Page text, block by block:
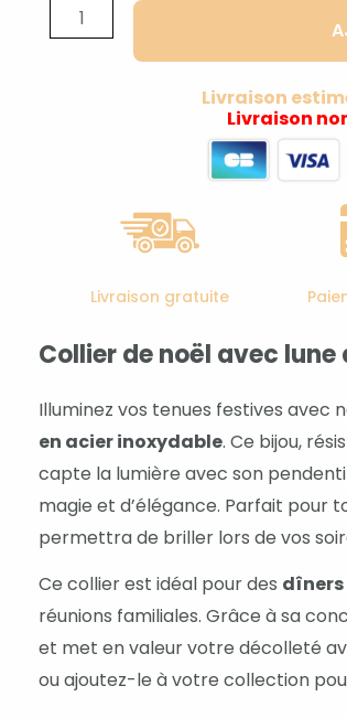
Livraison
Livraison
Livraison gratuite
Collier de noël avec
Illuminez vos tenues festives avec
en acier inoxydable. Ce bijou,
capte la lumière avec son
magie et d’élégance. Parfait pour
permettra de briller lors de vos
Ce collier est idéal pour des dîners
réunions familiales. Grâce à sa
et met en valeur votre décolleté
ou ajoutez-le à votre collection